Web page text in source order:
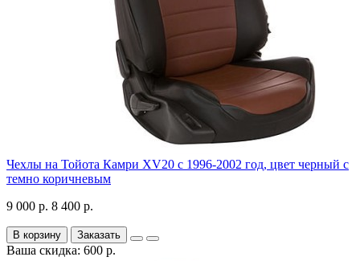
Чехлы на Тойота Камри XV20 с 1996-2002 год, цвет черный с
темно коричневым
9 000 р. 8 400 р.
В корзину Заказать
Ваша скидка: 600 р.